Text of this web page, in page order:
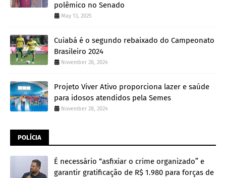
polêmico no Senado
May 13, 2025
Cuiabá é o segundo rebaixado do Campeonato
Brasileiro 2024
November 28, 2024
Projeto Viver Ativo proporciona lazer e saúde
para idosos atendidos pela Semes
November 28, 2024
POLÍCIA
É necessário “asfixiar o crime organizado” e
garantir gratificação de R$ 1.980 para forças de